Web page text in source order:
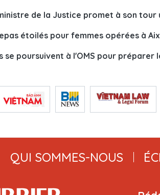
de la Justice promet à son tour
étoilés pour femmes opérées à
se poursuivent à l'OMS pour préparer
QUI SOMMES-NOUS